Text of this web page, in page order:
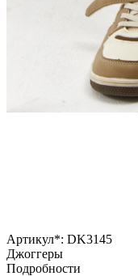
Артикул*: DK3145
Джоггеры
Подробности